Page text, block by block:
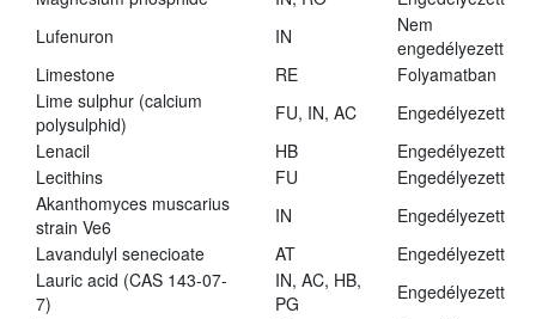
Lufenuron
IN
Nem
engedélyezett
Limestone
RE
Folyamatban
Lime sulphur (calcium
polysulphid)
FU, IN, AC
Engedélyezett
Lenacil
HB
Engedélyezett
Lecithins
FU
Engedélyezett
Akanthomyces muscarius
strain Ve6
IN
Engedélyezett
Lavandulyl senecioate
AT
Engedélyezett
Lauric acid (CAS 143-07-
7)
IN, AC, HB,
PG
Engedélyezett